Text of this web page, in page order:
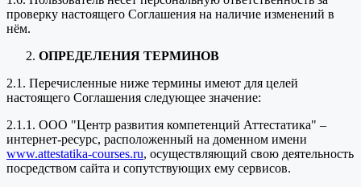
проверку настоящего Соглашения на наличие изменений в
нём.
ОПРЕДЕЛЕНИЯ ТЕРМИНОВ
2.1. Перечисленные ниже термины имеют для целей
настоящего Соглашения следующее значение:
2.1.1. ООО "Центр развития компетенций Аттестатика" –
интернет-ресурс, расположенный на доменном имени
www.attestatika-courses.ru, осуществляющий свою деятельность
посредством сайта и сопутствующих ему сервисов.